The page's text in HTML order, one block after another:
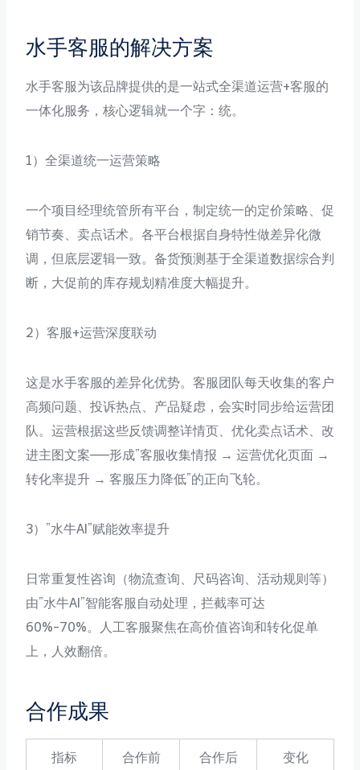
水手客服的解决方案
水手客服为该品牌提供的是一站式全渠道运营+客服的
一体化服务，核心逻辑就一个字：统。
1）全渠道统一运营策略
一个项目经理统管所有平台，制定统一的定价策略、促
销节奏、卖点话术。各平台根据自身特性做差异化微
调，但底层逻辑一致。备货预测基于全渠道数据综合判
断，大促前的库存规划精准度大幅提升。
2）客服+运营深度联动
这是水手客服的差异化优势。客服团队每天收集的客户
高频问题、投诉热点、产品疑虑，会实时同步给运营团
队。运营根据这些反馈调整详情页、优化卖点话术、改
进主图文案——形成”客服收集情报 → 运营优化页面 →
转化率提升 → 客服压力降低”的正向飞轮。
3）”水牛AI”赋能效率提升
日常重复性咨询（物流查询、尺码咨询、活动规则等）
由”水牛AI”智能客服自动处理，拦截率可达
60%-70%。人工客服聚焦在高价值咨询和转化促单
上，人效翻倍。
合作成果
指标 合作前 合作后 变化